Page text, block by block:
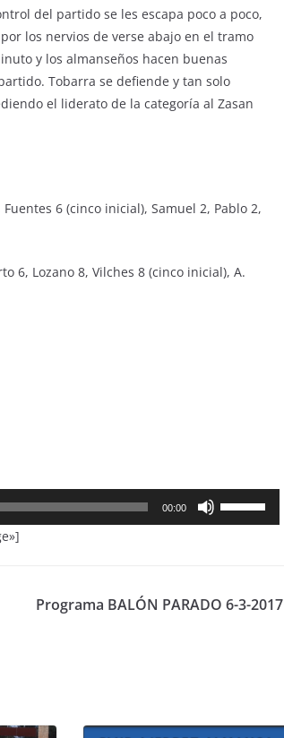
del partido se les escapa poco a poco,
los nervios de verse abajo en el tramo
y los almanseños hacen buenas
Tobarra se defiende y tan solo
el liderato de la categoría al Zasan
Fuentes 6 (cinco inicial), Samuel 2, Pablo 2,
6, Lozano 8, Vilches 8 (cinco inicial), A.
00:00
Utiliza
las
flecha
disminuir
Programa BALÓN PARADO 6-3-2017